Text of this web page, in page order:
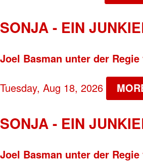
SONJA - EIN
Joel Basman unter der
Tuesday, Aug 18, 2026
SONJA - EIN
Joel Basman unter der